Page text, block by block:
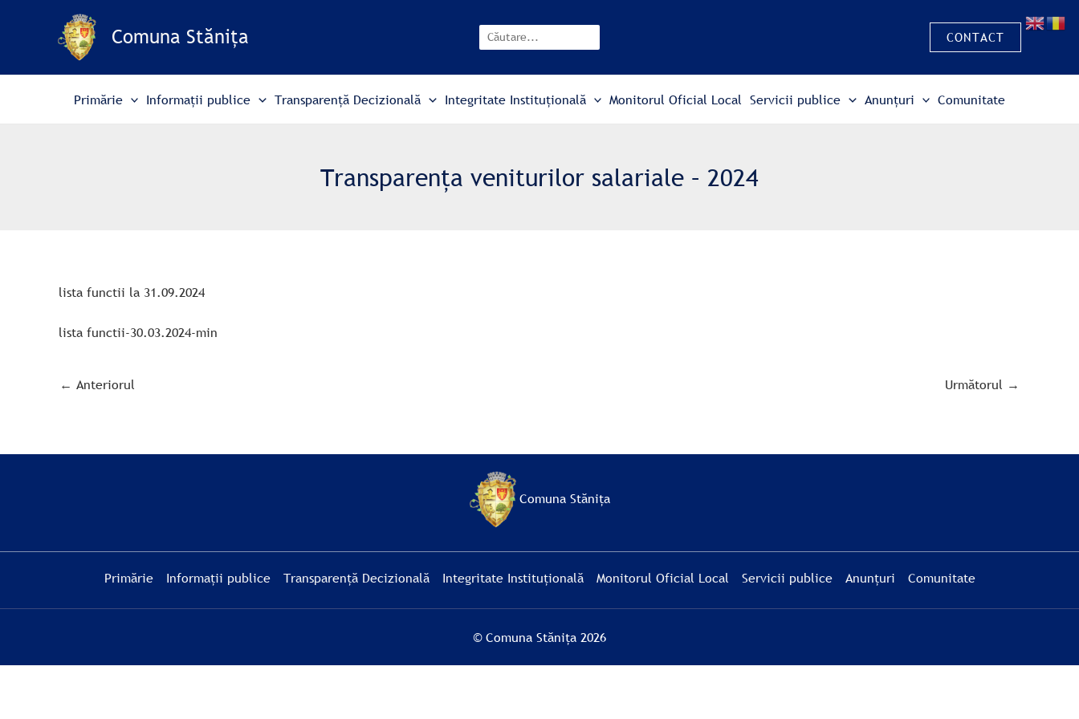
Comuna Stănița CONTACT
Primărie Informații publice Transparență Decizională Integritate Instituțională Monitorul Oficial Local Servicii publice Anunțuri Comunitate
Transparența veniturilor salariale – 2024
lista functii la 31.09.2024
lista functii-30.03.2024-min
← Anteriorul Următorul →
Comuna Stănița
Primărie Informații publice Transparență Decizională Integritate Instituțională Monitorul Oficial Local Servicii publice Anunțuri Comunitate
© Comuna Stănița 2026